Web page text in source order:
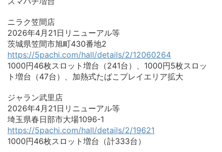
ニラク笠間店
2026年4月21日リニューアル等
茨城県笠間市旭町430番地2
https://5pachi.com/hall/details/2/12060264
1000円46枚スロット増台（241台）、1000円5枚スロッ
ト増台（47台）、加熱式たばこプレイエリア拡大
ジャラン武里店
2026年4月21日リニューアル等
埼玉県春日部市大場1096-1
https://5pachi.com/hall/details/2/19621
1000円46枚スロット増台（計333台）